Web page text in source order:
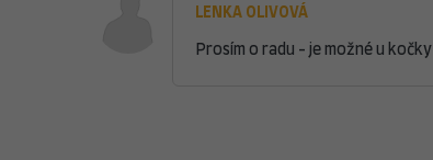
LENKA OLIVOVÁ
Prosím o radu - je možné u